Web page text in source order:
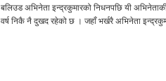
बलिउड अभिनेता इन्द्रकुमारको निधनपछि यी
वर्ष निकै नै दुखद रहेको छ । जहाँ भर्खरै अभिनेता